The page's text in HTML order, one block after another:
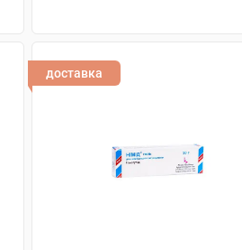
доставка